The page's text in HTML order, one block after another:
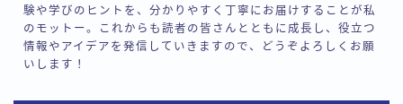
験や学びのヒントを、分かりやすく丁寧にお届けすることが私
のモットー。これからも読者の皆さんとともに成長し、役立つ
情報やアイデアを発信していきますので、どうぞよろしくお願
いします！